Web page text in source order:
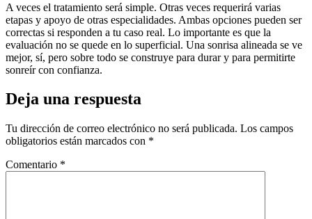
A veces el tratamiento será simple. Otras veces requerirá varias
etapas y apoyo de otras especialidades. Ambas opciones pueden ser
correctas si responden a tu caso real. Lo importante es que la
evaluación no se quede en lo superficial. Una sonrisa alineada se ve
mejor, sí, pero sobre todo se construye para durar y para permitirte
sonreír con confianza.
Deja una respuesta
Tu dirección de correo electrónico no será publicada. Los campos
obligatorios están marcados con *
Comentario *